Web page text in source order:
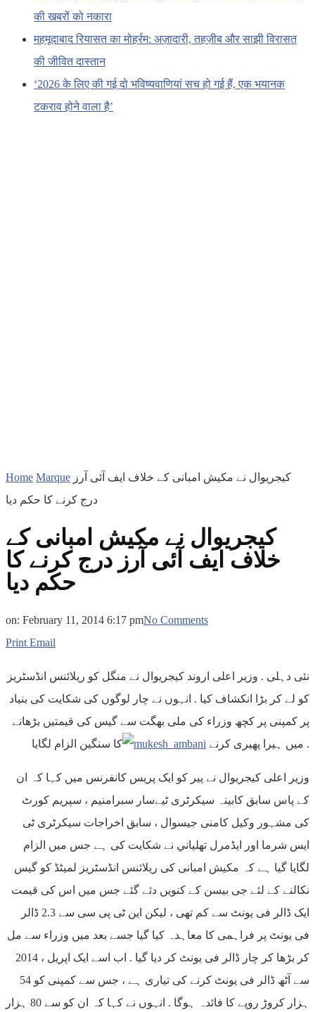
की खबरों को नकारा
महमूदाबाद रियासत का मोहर्रम: अज़ादारी, तहज़ीब और साझी विरासत
की जीवित दास्तान
‘2026 के लिए की गई दो भविष्यवाणियां सच हो गई हैं, एक भयानक
टकराव होने वाला है’
Home Marque کیجریوال نے مکیش امبانی کے خلاف ایف آئی آرز
درج ​​کرنے کا حکم دیا
کیجریوال نے مکیش امبانی کے
خلاف ایف آئی آرز درج ​​کرنے کا
حکم دیا
on: February 11, 2014 6:17 pmNo Comments
Print Email
نئی دہلی . وزیر اعلی اروند کیجریوال نے منگل کو ریلائنس انڈسٹریز
کو لے کر بڑا انکشاف کیا . انہوں نے چار لوگوں کی شکایت کی بنیاد
پر کمپنی پر کچھ وزراء کی ملی بھگت سے گیس کی قیمتیں بڑھانے
میں ہیرا پھیری کرنے کا سنگین الزام لگایا .
وزیر اعلی کیجریوال نے پیر کو ایک پریس کانفرنس میں کہا کہ ان
کے پاس سابق کابینہ سیکرٹری ٹيےسار سبرامنیم ، سپریم کورٹ
کی مشہور وکیل کامنی جیسوال ، سابق اخراجات سیکرٹری ٹی
ایس شرما اور ایڈمرل تهلياني نے شکایت کی ہے جس میں الزام
لگایا گیا ہے کہ مکیش امبانی کی ریلائنس انڈسٹریز لمیٹڈ کو گیس
نکالنے کے لئے جی بیسن کے کنویں دئے گئے جس میں اس کی قیمت
ایک ڈالر فی یونٹ سے کم تھی ، لیکن این ٹی پی سی سے 2.3 ڈالر
فی یونٹ پر فراہمی کا معاہدہ کیا گیا جسے بعد میں وزراء سے مل
کر بڑھا کر چار ڈالر فی یونٹ کر دیا گیا . اب اسے ایک اپریل ، 2014
سے آٹھ ڈالر فی یونٹ کرنے کی تیاری ہے ، جس سے کمپنی کو 54
ہزار کروڑ روپے کا فائدہ ہوگا . انہوں نے کہا کہ ان كو سے 80 ہزار